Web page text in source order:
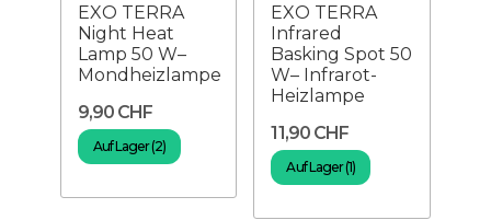
EXO TERRA
Night Heat
Lamp 50 W–
Mondheizlampe
9,90 CHF
Auf Lager (2)
EXO TERRA
Infrared
Basking Spot 50
W– Infrarot-
Heizlampe
11,90 CHF
Auf Lager (1)